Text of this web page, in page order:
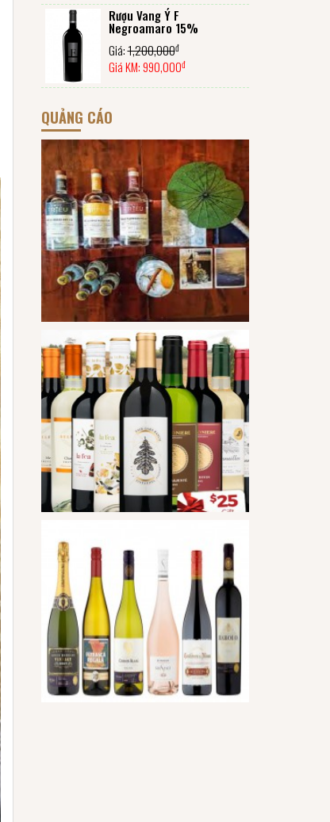
Rượu Vang Ý F
Negroamaro 15%
Giá:1,200,000đ
Giá KM:990,000đ
QUẢNG CÁO